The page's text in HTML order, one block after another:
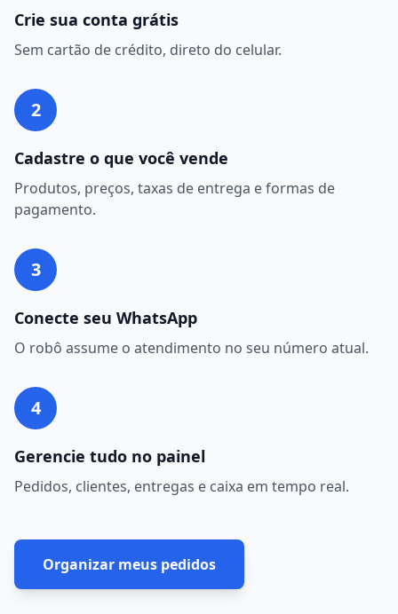
Crie sua conta grátis
Sem cartão de crédito, direto do celular.
2
Cadastre o que você vende
Produtos, preços, taxas de entrega e formas de
pagamento.
3
Conecte seu WhatsApp
O robô assume o atendimento no seu número atual.
4
Gerencie tudo no painel
Pedidos, clientes, entregas e caixa em tempo real.
Organizar meus pedidos